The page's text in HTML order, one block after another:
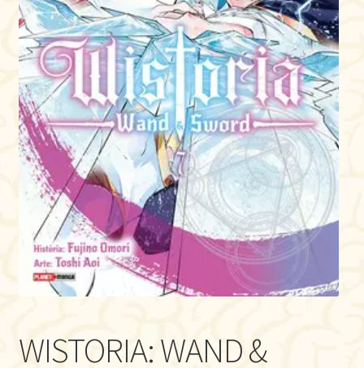
WISTORIA: WAND &